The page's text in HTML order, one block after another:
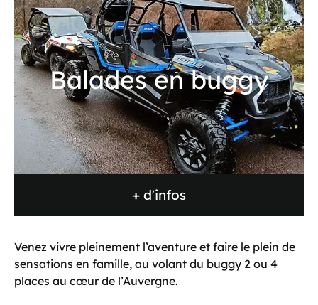
Balades en buggy
+ d'infos
Venez vivre pleinement l’aventure et faire le plein de
sensations en famille, au volant du buggy 2 ou 4
places au cœur de l’Auvergne.